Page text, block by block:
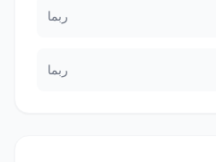
ربما
ربما